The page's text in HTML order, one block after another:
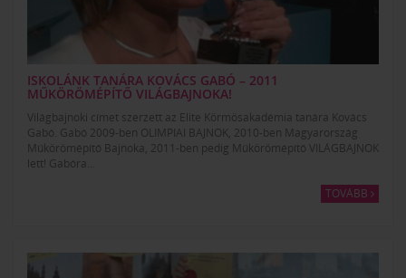
ISKOLÁNK TANÁRA KOVÁCS GABÓ – 2011
MŰKÖRÖMÉPÍTŐ VILÁGBAJNOKA!
Világbajnoki címet szerzett az Elite Körmösakadémia tanára Kovács
Gabó. Gabó 2009-ben OLIMPIAI BAJNOK, 2010-ben Magyarország
Műkörömépítő Bajnoka, 2011-ben pedig Műkörömépítő VILÁGBAJNOK
lett! Gabóra...
TOVÁBB